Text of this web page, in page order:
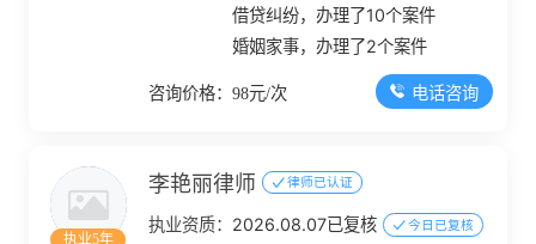
借贷纠纷，办理了10个案件
婚姻家事，办理了2个案件
咨询价格：98元/次 电话咨询
执业5年
李艳丽律师 律师已认证
执业资质： 2026.08.07已复核 今日已复核